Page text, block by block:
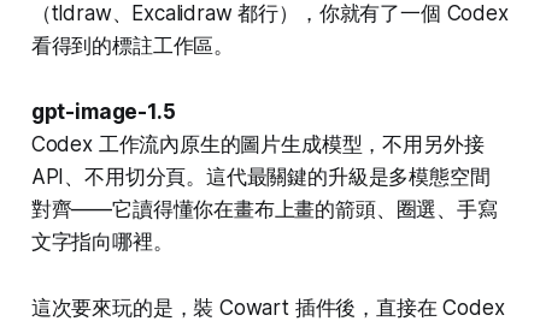
（tldraw、Excalidraw 都行），你就有了一個 Codex
看得到的標註工作區。
gpt-image-1.5
Codex 工作流內原生的圖片生成模型，不用另外接
API、不用切分頁。這代最關鍵的升級是多模態空間
對齊——它讀得懂你在畫布上畫的箭頭、圈選、手寫
文字指向哪裡。
這次要來玩的是，裝 Cowart 插件後，直接在 Codex